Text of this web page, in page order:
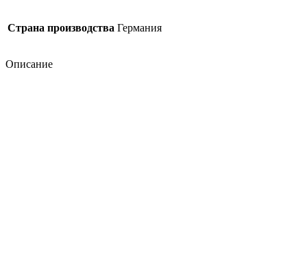
Страна производства Германия
Описание